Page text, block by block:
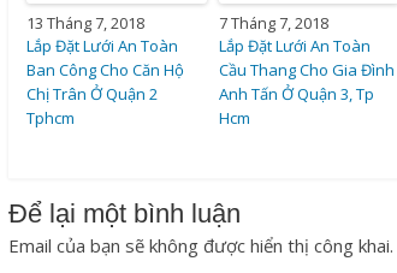
13 Tháng 7, 2018
Lắp Đặt Lưới An Toàn
Ban Công Cho Căn Hộ
Chị Trân Ở Quận 2
Tphcm
7 Tháng 7, 2018
Lắp Đặt Lưới An Toàn
Cầu Thang Cho Gia Đình
Anh Tấn Ở Quận 3, Tp
Hcm
Để lại một bình luận
Email của bạn sẽ không được hiển thị công khai.